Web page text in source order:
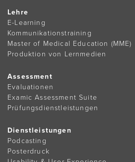
Lehre
E-Learning
Kommunikationstraining
Master of Medical Education (MME)
Produktion von Lernmedien
Assessment
Evaluationen
Examic Assessment Suite
Prüfungsdienstleistungen
Dienstleistungen
Podcasting
Posterdruck